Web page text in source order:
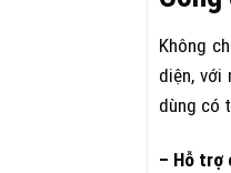
Không
diện, với
dùng có
– Hỗ trợ